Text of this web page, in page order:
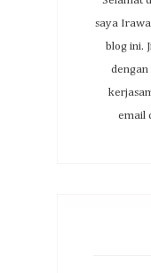
saya
blog ini.
dengan
email